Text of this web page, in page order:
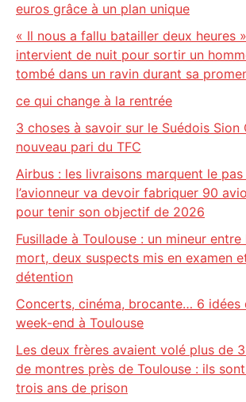
euros grâce à un plan unique
« Il nous a fallu batailler deux heures
intervient de nuit pour sortir un
tombé dans un ravin durant sa
ce qui change à la rentrée
3 choses à savoir sur le Suédois Sion
nouveau pari du TFC
Airbus : les livraisons marquent le
l’avionneur va devoir fabriquer 90
pour tenir son objectif de 2026
Fusillade à Toulouse : un mineur
mort, deux suspects mis en examen
détention
Concerts, cinéma, brocante… 6 idées
week-end à Toulouse
Les deux frères avaient volé plus de
de montres près de Toulouse : ils
trois ans de prison